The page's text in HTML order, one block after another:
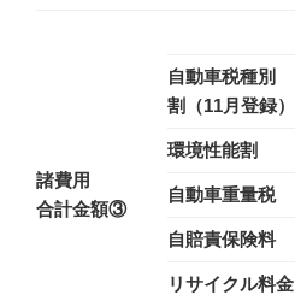
諸費用
合計金額③​
自動車税種別
割（11月登録）
環境性能割​
自動車重量税​
自賠責保険料​
リサイクル料金​